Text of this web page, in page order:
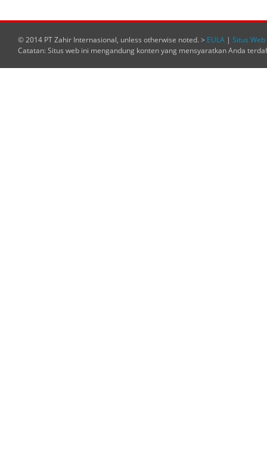
© 2014 PT Zahir Internasional, unless otherwise noted. > EULA | Situs
Catatan: Situs web ini mengandung konten yang mensyaratkan Anda